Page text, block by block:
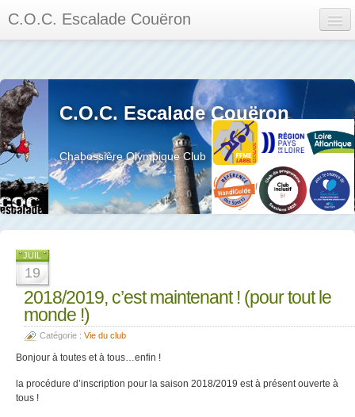
C.O.C. Escalade Couëron
Calendrier des événements et des compétitions
Les membres
Les séances
Privée
La salle et le mur
C.O.C. Escalade Couëron
Chabossière Olympique Club
JUIL
19
2018/2019, c’est maintenant ! (pour tout le
monde !)
Catégorie : Vie du club
Bonjour à toutes et à tous…enfin !
la procédure d’inscription pour la saison 2018/2019 est à présent ouverte à
tous !